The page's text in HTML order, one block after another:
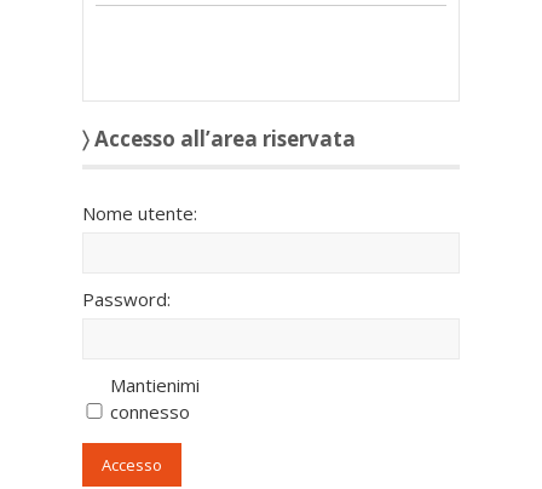
〉 Accesso all’area riservata
Nome utente:
Password:
Mantienimi
connesso
Accesso